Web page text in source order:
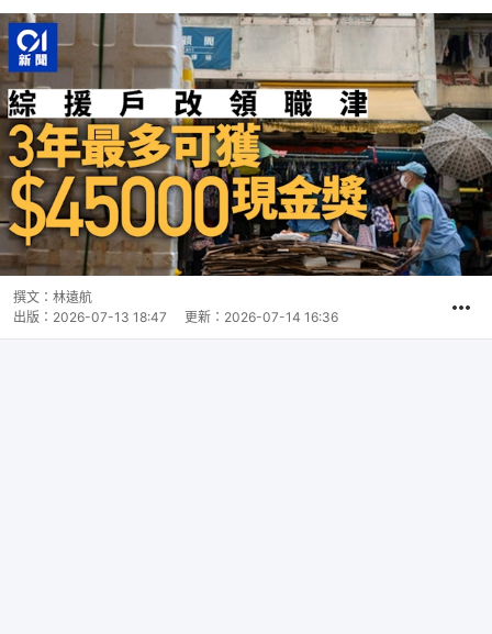
撰文： 林遠航
出版： 2026-07-13 18:47 更新： 2026-07-14 16:36